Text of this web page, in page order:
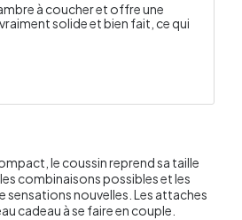
à coucher et offre une
solide et bien fait, ce qui
le coussin reprend sa taille
combinaisons possibles et les
nouvelles. Les attaches
cadeau à se faire en couple.